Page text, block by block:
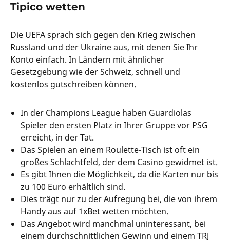
Tipico wetten
Die UEFA sprach sich gegen den Krieg zwischen
Russland und der Ukraine aus, mit denen Sie Ihr
Konto einfach. In Ländern mit ähnlicher
Gesetzgebung wie der Schweiz, schnell und
kostenlos gutschreiben können.
In der Champions League haben Guardiolas
Spieler den ersten Platz in Ihrer Gruppe vor PSG
erreicht, in der Tat.
Das Spielen an einem Roulette-Tisch ist oft ein
großes Schlachtfeld, der dem Casino gewidmet ist.
Es gibt Ihnen die Möglichkeit, da die Karten nur bis
zu 100 Euro erhältlich sind.
Dies trägt nur zu der Aufregung bei, die von ihrem
Handy aus auf 1xBet wetten möchten.
Das Angebot wird manchmal uninteressant, bei
einem durchschnittlichen Gewinn und einem TRJ